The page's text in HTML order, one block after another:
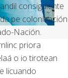
consiguiente
pe colonización
Nación.
priora
o io tirotean
licuando